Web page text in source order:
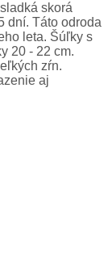
skorá
dní. Táto odroda
leta. Šúľky s
20 - 22 cm.
zŕn.
aj